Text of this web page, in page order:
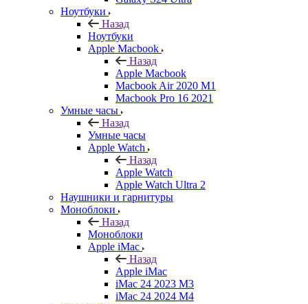
Ноутбуки
Назад
Ноутбуки
Apple Macbook
Назад
Apple Macbook
Macbook Air 2020 M1
Macbook Pro 16 2021
Умные часы
Назад
Умные часы
Apple Watch
Назад
Apple Watch
Apple Watch Ultra 2
Наушники и гарнитуры
Моноблоки
Назад
Моноблоки
Apple iMac
Назад
Apple iMac
iMac 24 2023 M3
iMac 24 2024 M4